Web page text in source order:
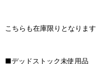
こちらも在庫限りとなります
■デッドストック未使用品